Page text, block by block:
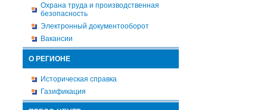
Охрана труда и производственная
безопасность
Электронный документооборот
Вакансии
О РЕГИОНЕ
Историческая справка
Газификация